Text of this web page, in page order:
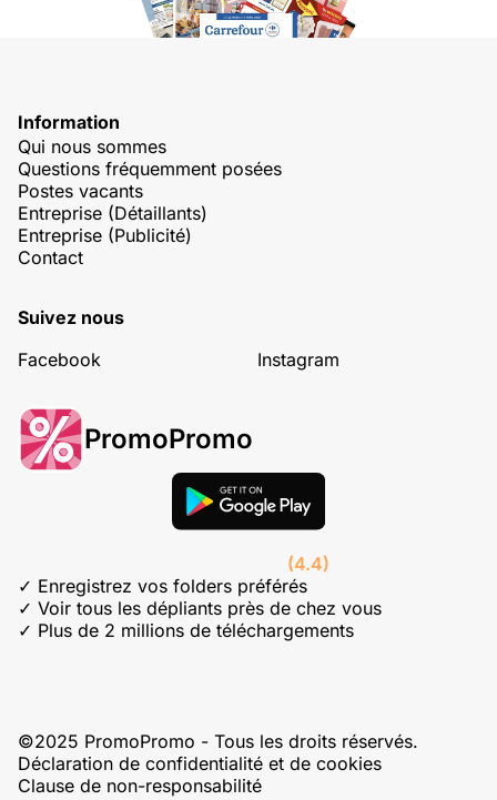
Information
Qui nous sommes
Questions fréquemment posées
Postes vacants
Entreprise (Détaillants)
Entreprise (Publicité)
Contact
Suivez nous
Facebook
Instagram
PromoPromo
(4.4)
✓ Enregistrez vos folders préférés
✓ Voir tous les dépliants près de chez vous
✓ Plus de 2 millions de téléchargements
©2025 PromoPromo - Tous les droits réservés.
Déclaration de confidentialité et de cookies
Clause de non-responsabilité